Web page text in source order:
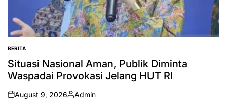
POSTED
IN
BERITA
Situasi Nasional Aman, Publik Diminta
Waspadai Provokasi Jelang HUT RI
on
August 9, 2026
Posted
Admin